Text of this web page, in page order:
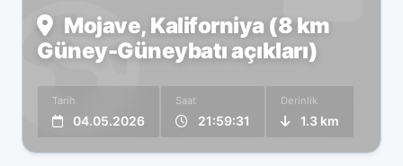
Mojave, Kaliforniya (8 km
Güney-Güneybatı açıkları)
Tarih
04.05.2026
Saat
21:59:31
Derinlik
1.3 km